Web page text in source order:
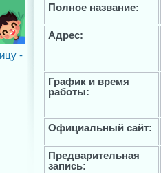
-
Полное название:
Адрес:
График и время
работы:
Официальный сайт:
Предварительная
запись: